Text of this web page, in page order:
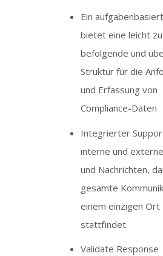
Ein
bietet eine leicht zu
befolgende und
Struktur für die
und Erfassung von
Compliance-Daten
Integrierter
interne und
und Nachrichten,
gesamte
einem einzigen Ort
stattfindet
Validate Response